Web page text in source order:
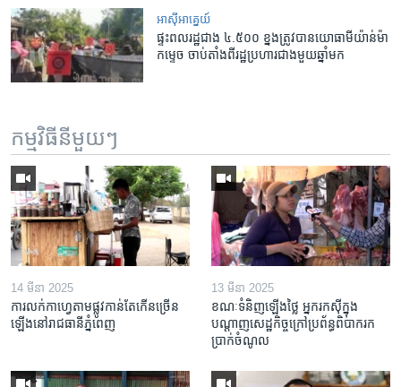
អាស៊ី​អាគ្នេយ៍
ផ្ទះ​ពលរដ្ឋ​ជាង ៤.៥០០ ខ្នង​ត្រូវបាន​យោធា​មីយ៉ាន់ម៉ា​
កម្ទេច ចាប់តាំង​ពី​រដ្ឋប្រហារ​ជាង​មួយ​ឆ្នាំ​មក
កម្មវិធី​នីមួយៗ
14 មីនា 2025
ការលក់​កាហ្វេ​តាម​ផ្លូវ​កាន់តែ​កើន​ច្រើន​
ឡើង​នៅ​រាជធានី​ភ្នំពេញ
13 មីនា 2025
ខណៈទំនិញឡើងថ្លៃ អ្នករកស៊ីក្នុង​
បណ្តាញ​សេដ្ឋកិច្ចក្រៅ​ប្រព័ន្ធពិបាក​រក​
ប្រាក់​ចំណូល